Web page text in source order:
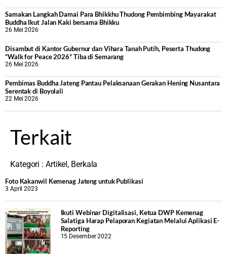
Samakan Langkah Damai Para Bhikkhu Thudong Pembimbing Mayarakat
Buddha Ikut Jalan Kaki bersama Bhikku
26 Mei 2026
Disambut di Kantor Gubernur dan Vihara Tanah Putih, Peserta Thudong
“Walk for Peace 2026” Tiba di Semarang
26 Mei 2026
‎Pembimas Buddha Jateng Pantau Pelaksanaan Gerakan Hening Nusantara
Serentak di Boyolali
22 Mei 2026
Terkait
Kategori : Artikel , Berkala
Foto Kakanwil Kemenag Jateng untuk Publikasi
3 April 2023
Ikuti Webinar Digitalisasi, Ketua DWP Kemenag
Salatiga Harap Pelaporan Kegiatan Melalui Aplikasi E-
Reporting
15 Desember 2022